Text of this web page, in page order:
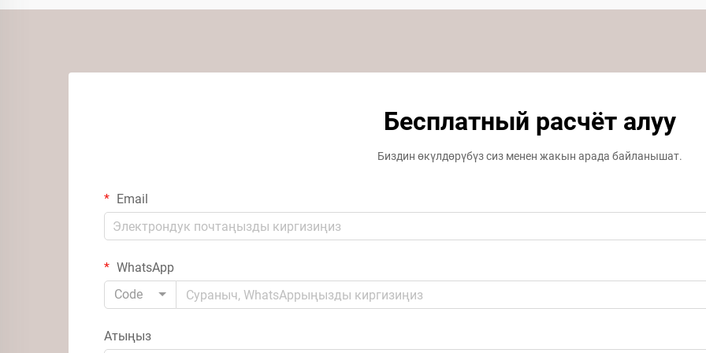
Бесплатный расчёт алуу
Биздин өкүлдөрүбүз сиз менен жакын арада байланышат.
Email
WhatsApp
Code
Атыңыз